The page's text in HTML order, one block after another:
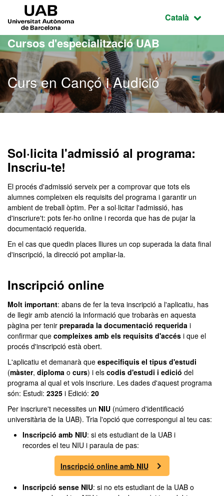
Ves al contingut principal
Ves a la navegació de la pàgina
Idioma
Català
Cursos d'especialització UAB
Curs en Cançó i Audició
Sol·licita l'admissió al programa:
Inscriu-te!
El procés d'admissió serveix per a comprovar que tots els
alumnes compleixen els requisits del programa i garantir un
ambient de treball òptim. Per a sol·licitar l'admissió, has
d'inscriure't: pots fer-ho online i recorda que has de pujar la
documentació requerida.
En el cas que quedin places lliures un cop superada la data final
d'inscripció, la direcció pot ampliar-la.
Inscripció online
Molt important: abans de fer la teva inscripció a l'aplicatiu, has
de llegir amb atenció la informació que trobaràs en aquesta
pàgina per tenir preparada la documentació requerida i
confirmar que compleixes amb els requisits d'accés i que el
procés d'inscripció està obert.
L'aplicatiu et demanarà que especifiquis el tipus d'estudi
(màster, diploma o curs) i els codis d'estudi i edició del
programa al qual et vols inscriure. Les dades d'aquest programa
són: Estudi: 2325 i Edició: 20
Per inscriure't necessites un NIU (número d'identificació
universitària de la UAB). Tria l'opció que correspongui al teu cas:
Inscripció amb NIU: si ets estudiant de la UAB i
recordes el teu NIU i paraula de pas:
Inscripció online amb NIU
Inscripció sense NIU: si no ets estudiant de la UAB o